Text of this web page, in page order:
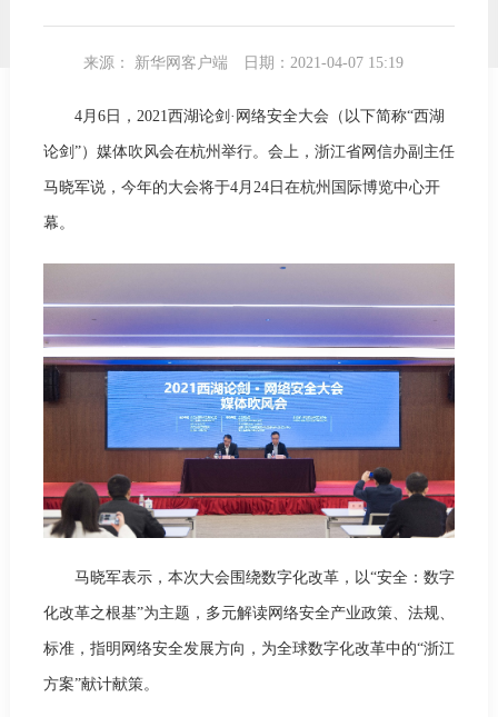
来源： 新华网客户端 日期：2021-04-07 15:19
4月6日，2021西湖论剑·网络安全大会（以下简称“西湖
论剑”）媒体吹风会在杭州举行。会上，浙江省网信办副主任
马晓军说，今年的大会将于4月24日在杭州国际博览中心开
幕。
马晓军表示，本次大会围绕数字化改革，以“安全：数字
化改革之根基”为主题，多元解读网络安全产业政策、法规、
标准，指明网络安全发展方向，为全球数字化改革中的“浙江
方案”献计献策。